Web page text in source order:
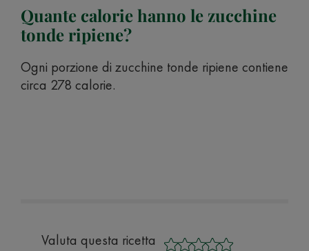
Quante calorie hanno le zucchine
tonde ripiene?
Ogni porzione di zucchine tonde ripiene contiene
circa 278 calorie.
Valuta questa ricetta